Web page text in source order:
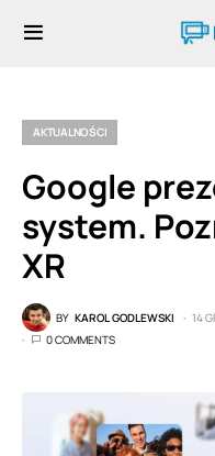
AKTUALNOŚCI
Google
system.
XR
BY KAROL GODLEWSKI 14
0 COMMENTS